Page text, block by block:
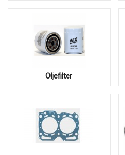
Oljefilter